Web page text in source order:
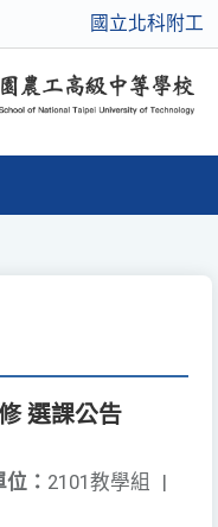
國立北科附工
選課公告
： 2101教學組 |